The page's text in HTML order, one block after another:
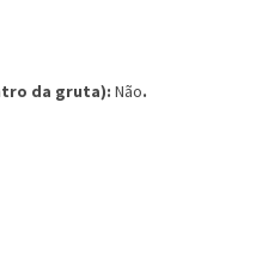
da gruta): Não.